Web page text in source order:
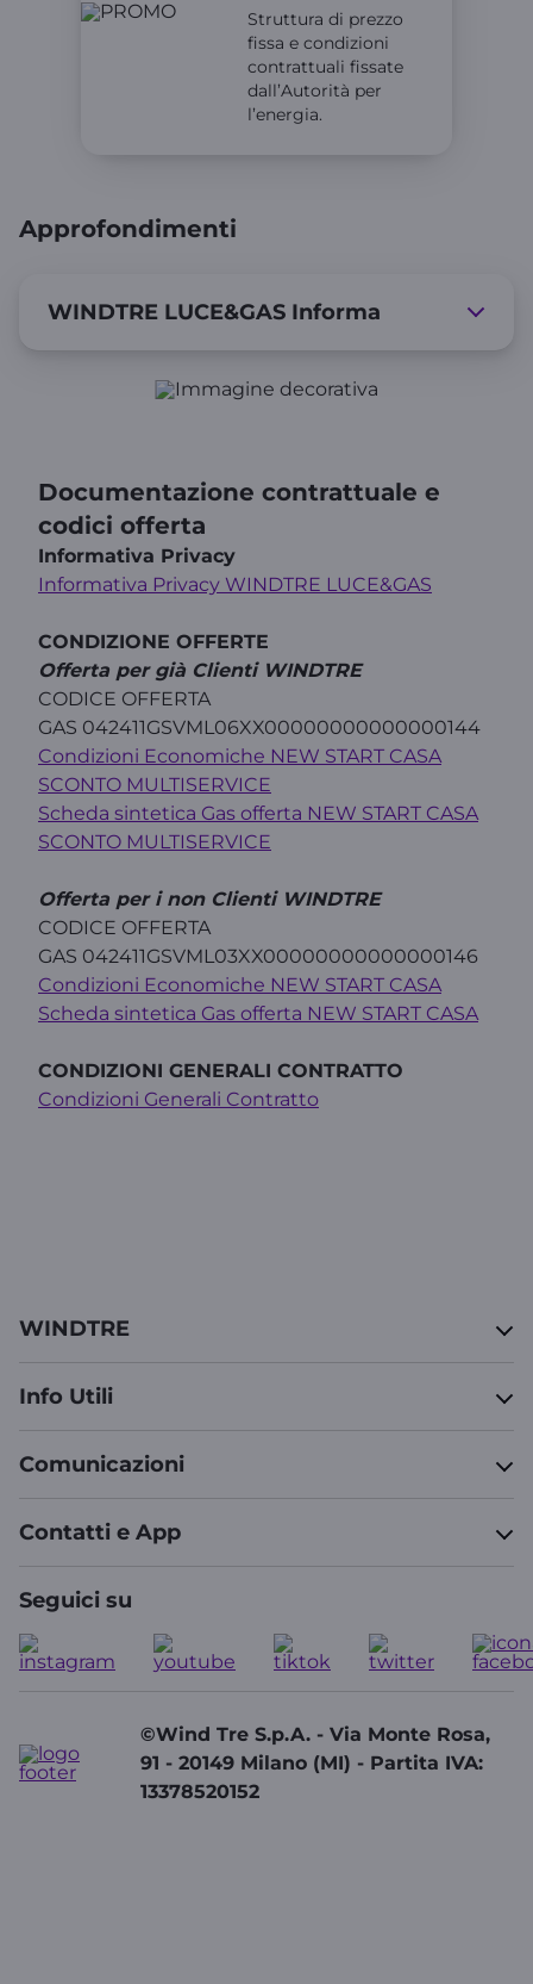
Struttura di prezzo
fissa e condizioni
contrattuali fissate
dall’Autorità per
l’energia.
Approfondimenti
WINDTRE LUCE&GAS Informa
Documentazione contrattuale e
codici offerta
Informativa Privacy
Informativa Privacy WINDTRE LUCE&GAS
CONDIZIONE OFFERTE
Offerta per già Clienti WINDTRE
CODICE OFFERTA
GAS 042411GSVML06XX00000000000000144
Condizioni Economiche NEW START CASA
SCONTO MULTISERVICE
Scheda sintetica Gas offerta NEW START CASA
SCONTO MULTISERVICE
Offerta per i non Clienti WINDTRE
CODICE OFFERTA
GAS 042411GSVML03XX00000000000000146​
Condizioni Economiche NEW START CASA
Scheda sintetica Gas offerta NEW START CASA
CONDIZIONI GENERALI CONTRATTO
Condizioni Generali Contratto
WINDTRE
Info Utili
Comunicazioni
Contatti e App
Seguici su
©Wind Tre S.p.A. - Via Monte Rosa,
91 - 20149 Milano (MI) - Partita IVA:
13378520152